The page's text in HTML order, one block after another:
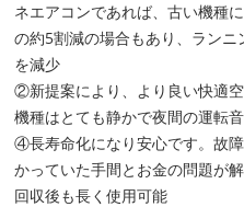
ネエアコンであれば、古い機種
の約5割減の場合もあり、ランニ
を減少
②新提案により、より良い快適
機種はとても静かで夜間の運転
④長寿命化になり安心です。故
かっていた手間とお金の問題が
回収後も長く使用可能